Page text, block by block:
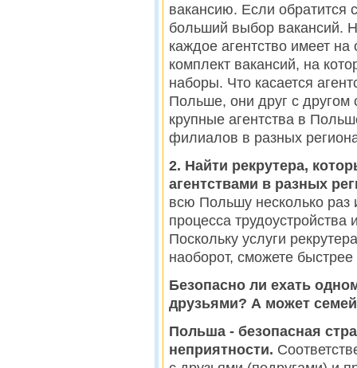
вакансию. Если обратится
больший выбор вакансий.
каждое агентство имеет
комплект вакансий, на
наборы. Что касается
Польше, они друг с другом
крупные агентства в
филиалов в разных
2. Найти рекрутера,
агентствами в разных
всю Польшу несколько раз
процесса трудоустройства
Поскольку услуги
наоборот, сможете
Безопасно ли ехать
друзьями? А может
Польша - безопасная
неприятности.